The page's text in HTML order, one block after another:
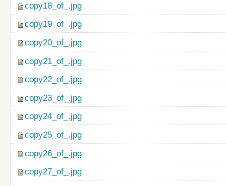
copy18_of_.jpg
copy19_of_.jpg
copy20_of_.jpg
copy21_of_.jpg
copy22_of_.jpg
copy23_of_.jpg
copy24_of_.jpg
copy25_of_.jpg
copy26_of_.jpg
copy27_of_.jpg